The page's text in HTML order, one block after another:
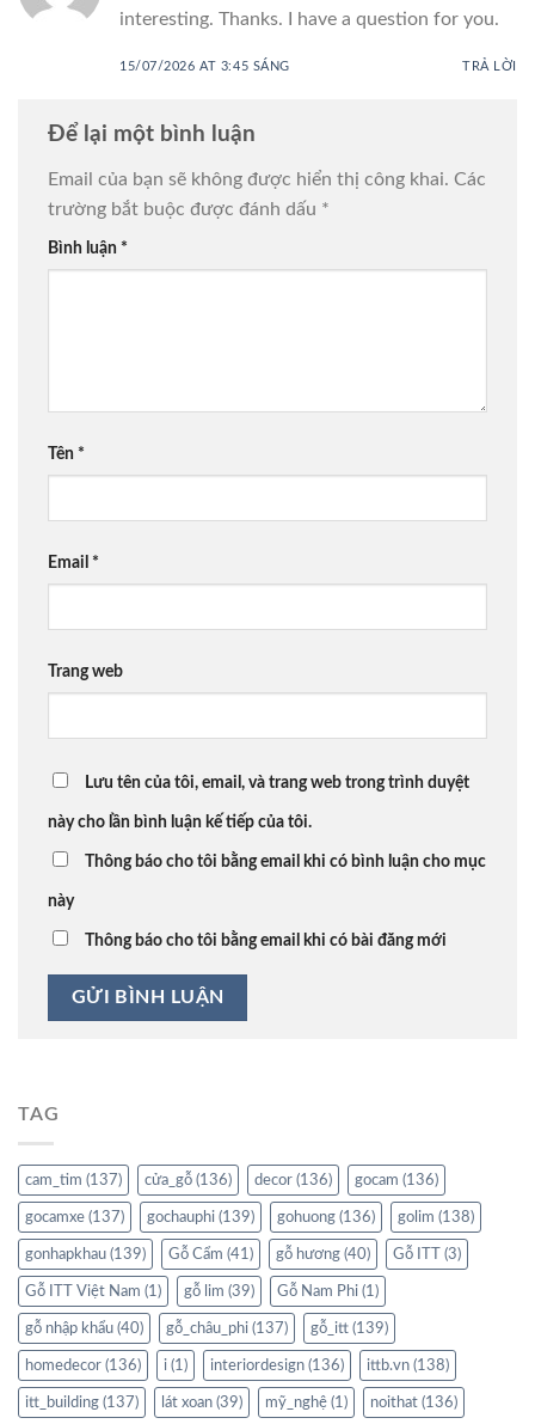
interesting. Thanks. I have a question for you.
15/07/2026 AT 3:45 SÁNG TRẢ LỜI
Để lại một bình luận
Email của bạn sẽ không được hiển thị công khai. Các
trường bắt buộc được đánh dấu *
Bình luận *
Tên *
Email *
Trang web
Lưu tên của tôi, email, và trang web trong trình duyệt
này cho lần bình luận kế tiếp của tôi.
Thông báo cho tôi bằng email khi có bình luận cho mục
này
Thông báo cho tôi bằng email khi có bài đăng mới
TAG
cam_tim (137) cửa_gỗ (136) decor (136) gocam (136)
gocamxe (137) gochauphi (139) gohuong (136) golim (138)
gonhapkhau (139) Gỗ Cẩm (41) gỗ hương (40) Gỗ ITT (3)
Gỗ ITT Việt Nam (1) gỗ lim (39) Gỗ Nam Phi (1)
gỗ nhập khẩu (40) gỗ_châu_phi (137) gỗ_itt (139)
homedecor (136) i (1) interiordesign (136) ittb.vn (138)
itt_building (137) lát xoan (39) mỹ_nghệ (1) noithat (136)